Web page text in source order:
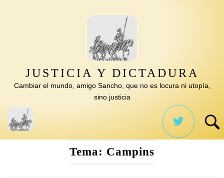
JUSTICIA Y DICTADURA
Cambiar el mundo, amigo Sancho, que no es locura ni utopía,
sino justicia
Tema: Campins